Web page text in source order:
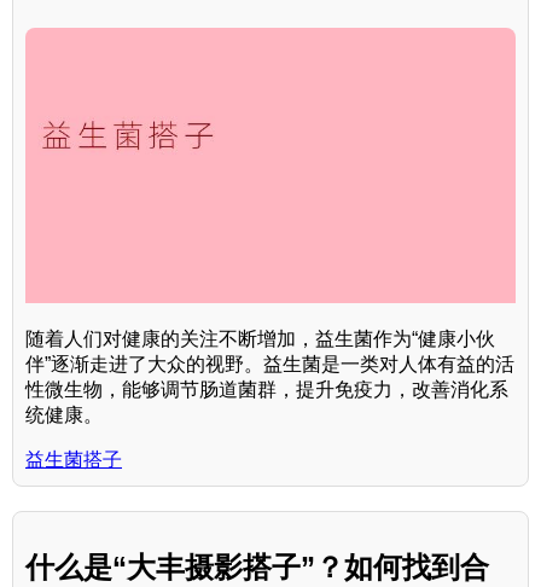
随着人们对健康的关注不断增加，益生菌作为“健康小伙
伴”逐渐走进了大众的视野。益生菌是一类对人体有益的活
性微生物，能够调节肠道菌群，提升免疫力，改善消化系
统健康。
益生菌搭子
什么是“大丰摄影搭子”？如何找到合